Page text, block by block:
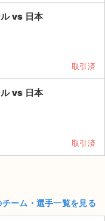
vs 日本
取引済
vs 日本
取引済
ーム・選手一覧を見る